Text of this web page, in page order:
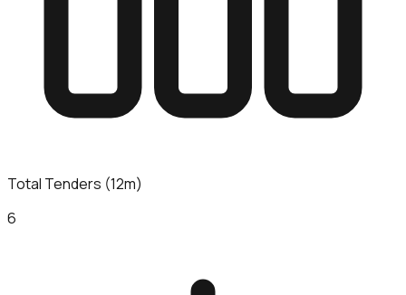
Total Tenders (12m)
6